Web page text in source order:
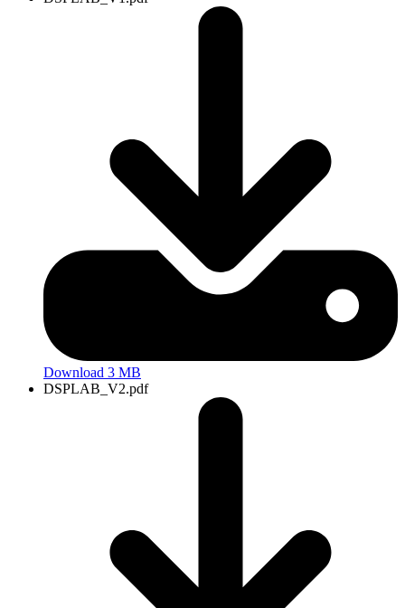
Download 3 MB
DSPLAB_V2.pdf